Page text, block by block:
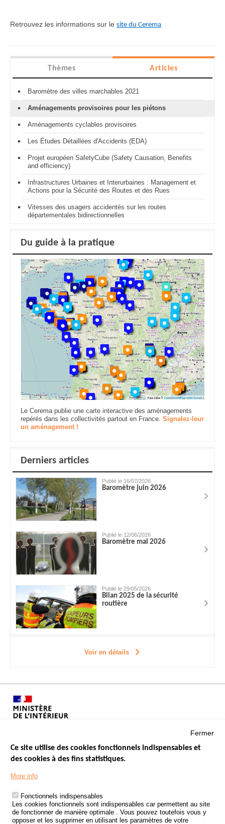
Retrouvez les informations sur le site du Cerema
Thèmes Articles
Baromètre des villes marchables 2021
Aménagements provisoires pour les piétons
Aménagements cyclables provisoires
Les Études Détaillées d'Accidents (EDA)
Projet européen SafetyCube (Safety Causation, Benefits
and efficiency)
Infrastructures Urbaines et Interurbaines : Management et
Actions pour la Sécurité des Routes et des Rues
Vitesses des usagers accidentés sur les routes
départementales bidirectionnelles
Du guide à la pratique
Le Cerema publie une carte interactive des aménagements
repérés dans les collectivités partout en France. Signalez-leur
un aménagement !
Derniers articles
Publié le 16/07/2026
Baromètre juin 2026
Publié le 12/06/2026
Baromètre mai 2026
Publié le 29/05/2026
Bilan 2025 de la sécurité
routière
Voir en détails
Menu
Footer
LES SITES PUBLICS
ÉTAT DE L’INSÉCURITÉ ROUTIÈRE
TRAITEMENT DES DONNÉES PERSONNELLES DES ACCIDENTS DE
LA ROUTE
Fermer
Ce site utilise des cookies fonctionnels indispensables et
des cookies à des fins statistiques.
More info
Fonctionnels indispensables
Les cookies fonctionnels sont indispensables car permettent au site
de fonctionner de manière optimale . Vous pouvez toutefois vous y
opposer et les supprimer en utilisant les paramètres de votre